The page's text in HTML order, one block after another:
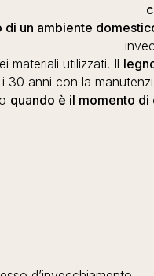
di un ambiente
materiali utilizzati. Il
30 anni con la
quando è il momento